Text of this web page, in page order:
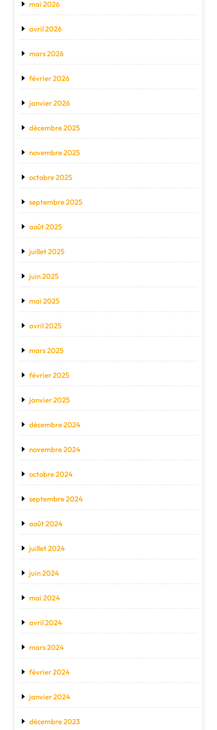
mai 2026
avril 2026
mars 2026
février 2026
janvier 2026
décembre 2025
novembre 2025
octobre 2025
septembre 2025
août 2025
juillet 2025
juin 2025
mai 2025
avril 2025
mars 2025
février 2025
janvier 2025
décembre 2024
novembre 2024
octobre 2024
septembre 2024
août 2024
juillet 2024
juin 2024
mai 2024
avril 2024
mars 2024
février 2024
janvier 2024
décembre 2023